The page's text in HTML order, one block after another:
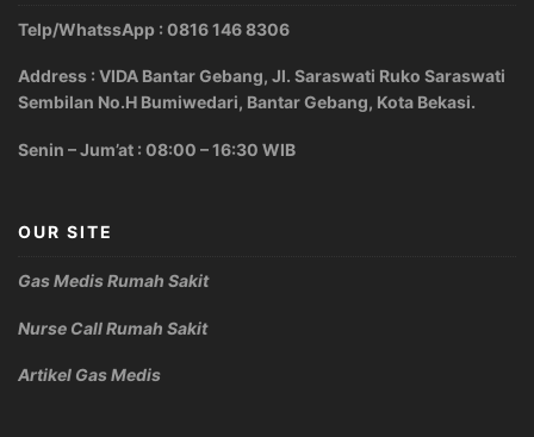
Telp/WhatssApp : 0816 146 8306
Address : VIDA Bantar Gebang, Jl. Saraswati Ruko Saraswati
Sembilan No.H Bumiwedari, Bantar Gebang, Kota Bekasi.
Senin – Jum’at : 08:00 – 16:30 WIB
OUR SITE
Gas Medis Rumah Sakit
Nurse Call Rumah Sakit
Artikel Gas Medis